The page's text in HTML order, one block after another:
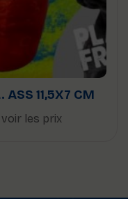
ASS 11,5X7 CM
les prix